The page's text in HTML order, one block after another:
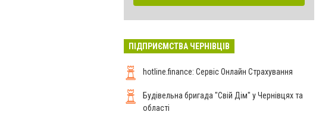
ПІДПРИЄМСТВА ЧЕРНІВЦІВ
hotline.finance: Сервіс Онлайн Страхування
Будівельна бригада "Свій Дім" у Чернівцях та
області